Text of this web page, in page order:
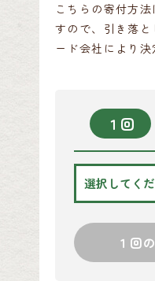
こちらの寄付方
すので、引き落
ード会社により決
１回
１回